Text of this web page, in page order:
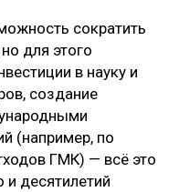
сократить
для этого
в науку и
создание
(например, по
ГМК) — всё это
и десятилетий